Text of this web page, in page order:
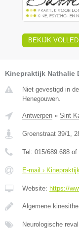
BEKIJK
Kinepraktijk Nathalie
Niet gevestigd in
Henegouwen.
Antwerpen » Sint
Groenstraat 39/1,
Tel: 015/689.688
E-mail ›
Website: https://
Algemene
Neurologische